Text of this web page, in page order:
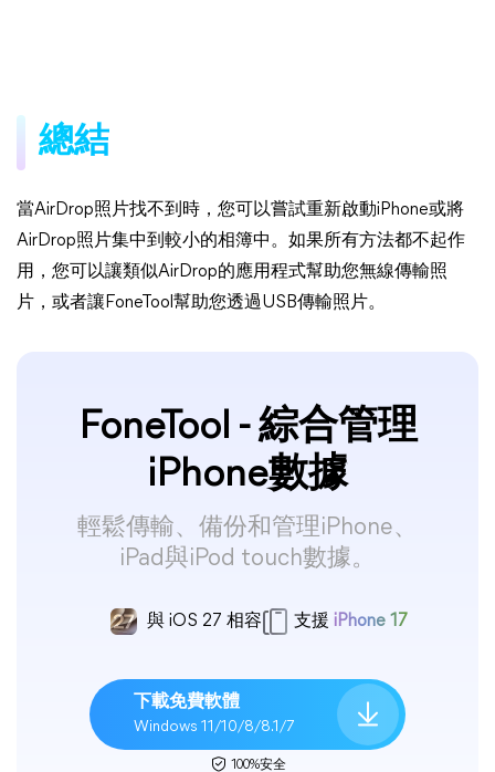
總結
當AirDrop照片找不到時，您可以嘗試重新啟動iPhone或將
AirDrop照片集中到較小的相簿中。如果所有方法都不起作
用，您可以讓類似AirDrop的應用程式幫助您無線傳輸照
片，或者讓FoneTool幫助您透過USB傳輸照片。
FoneTool - 綜合管理
iPhone數據
輕鬆傳輸、備份和管理iPhone、
iPad與iPod touch數據。
與 iOS 27 相容 支援 iPhone 17
下載免費軟體
Windows 11/10/8/8.1/7
100%安全